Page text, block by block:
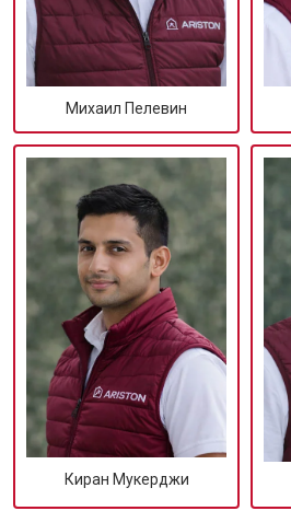
Михаил Пелевин
Киран Мукерджи